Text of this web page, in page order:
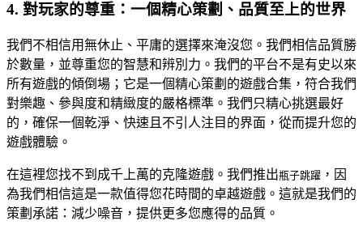
4. 對玩家的尊重：一個精心策劃、品質至上的世界
我們不相信用無休止、平庸的選擇來淹沒您。我們相信品質勝
於數量，並尊重您的智慧和辨別力。我們的平台不是有史以來
所有遊戲的傾倒場；它是一個精心策劃的遊戲合集，符合我們
對樂趣、參與度和精緻度的嚴格標準。我們只精心挑選最好
的，確保一個乾淨、快速且不引人注目的界面，從而提升您的
遊戲體驗。
在這裡您找不到成千上萬的克隆遊戲。我們推出瓶子跳躍 ，因
為我們相信這是一款值得您花時間的卓越遊戲。這就是我們的
策劃承諾：減少噪音，提供更多您應得的品質。